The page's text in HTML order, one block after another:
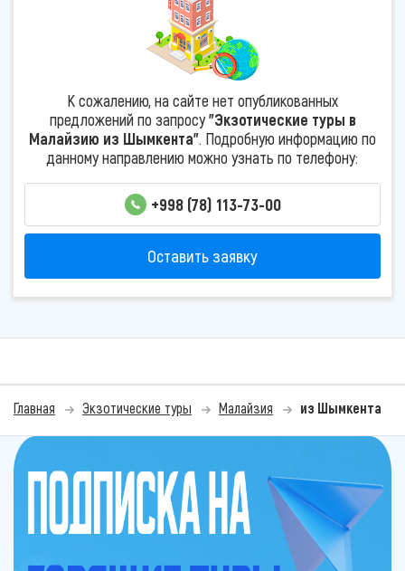
К сожалению, на сайте нет опубликованных
предложений по запросу"Экзотические туры в
Малайзию из Шымкента". Подробную информацию по
данному направлению можно узнать по телефону:
+998 (78) 113-73-00
Оставить заявку
Главная Экзотические туры Малайзия из Шымкента